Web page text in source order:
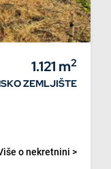
1.121 m2
ZEMLJIŠTE
o nekretnini >